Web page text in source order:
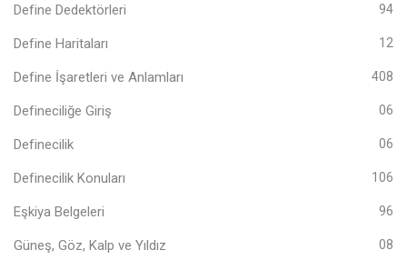
Define Dedektörleri 94
Define Haritaları 12
Define İşaretleri ve Anlamları 408
Defineciliğe Giriş 06
Definecilik 06
Definecilik Konuları 106
Eşkiya Belgeleri 96
Güneş, Göz, Kalp ve Yıldız 08